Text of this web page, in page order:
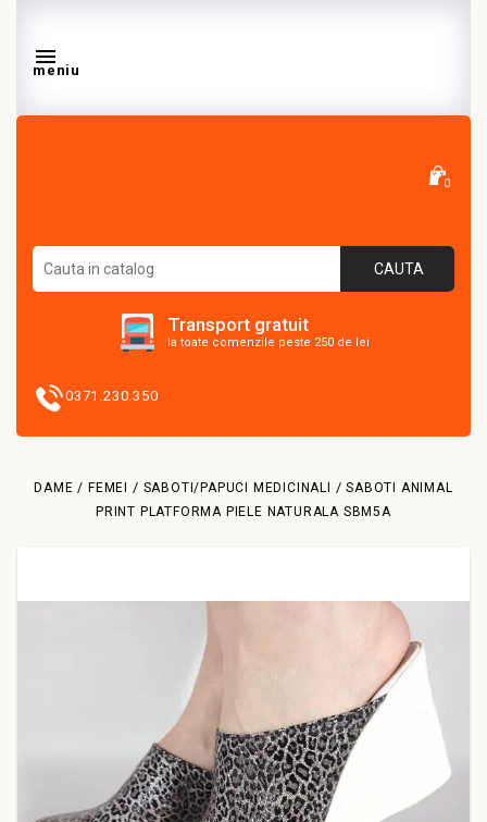

meniu
0
CAUTA
Transport gratuit
la toate comenzile peste 250 de lei
0371.230.350
DAME / FEMEI SABOTI/PAPUCI MEDICINALI
SABOTI ANIMAL
PRINT PLATFORMA PIELE NATURALA SBM5A